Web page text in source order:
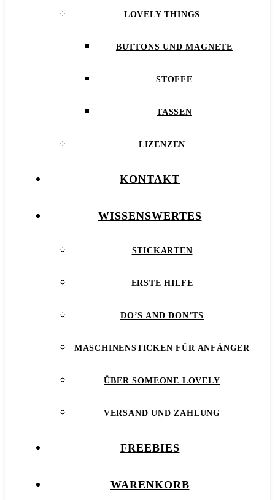
LOVELY THINGS
BUTTONS UND MAGNETE
STOFFE
TASSEN
LIZENZEN
KONTAKT
WISSENSWERTES
STICKARTEN
ERSTE HILFE
DO’S AND DON’TS
MASCHINENSTICKEN FÜR ANFÄNGER
ÜBER SOMEONE LOVELY
VERSAND UND ZAHLUNG
FREEBIES
WARENKORB